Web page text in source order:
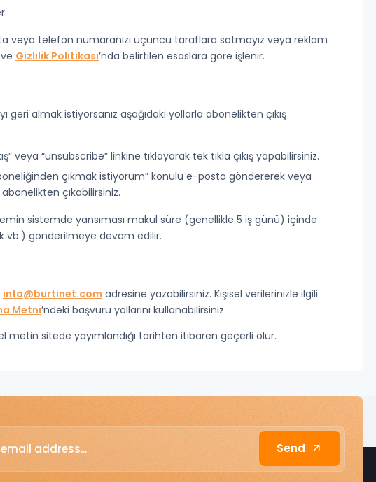
veya telefon numaranızı üçüncü taraflara satmayız veya reklam
ve Gizlilik Politikası’nda belirtilen esaslara göre işlenir.
geri almak istiyorsanız aşağıdaki yollarla abonelikten çıkış
veya “unsubscribe” linkine tıklayarak tek tıkla çıkış yapabilirsiniz.
çıkmak istiyorum” konulu e-posta göndererek veya
çıkabilirsiniz.
sistemde yansıması makul süre (genellikle 5 iş günü) içinde
vb.) gönderilmeye devam edilir.
info@burtinet.com adresine yazabilirsiniz. Kişisel verilerinizle ilgili
Metni’ndeki başvuru yollarını kullanabilirsiniz.
metin sitede yayımlandığı tarihten itibaren geçerli olur.
Send